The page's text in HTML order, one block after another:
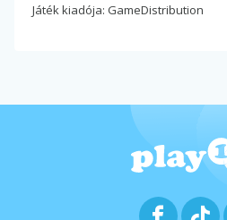
Játék kiadója: GameDistribution